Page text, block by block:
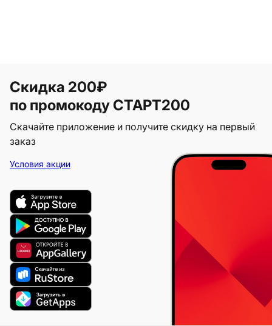
Скидка 200₽
по промокоду СТАРТ200
Скачайте приложение и получите скидку на первый
заказ
Условия акции